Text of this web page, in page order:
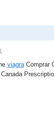
viagraComprar